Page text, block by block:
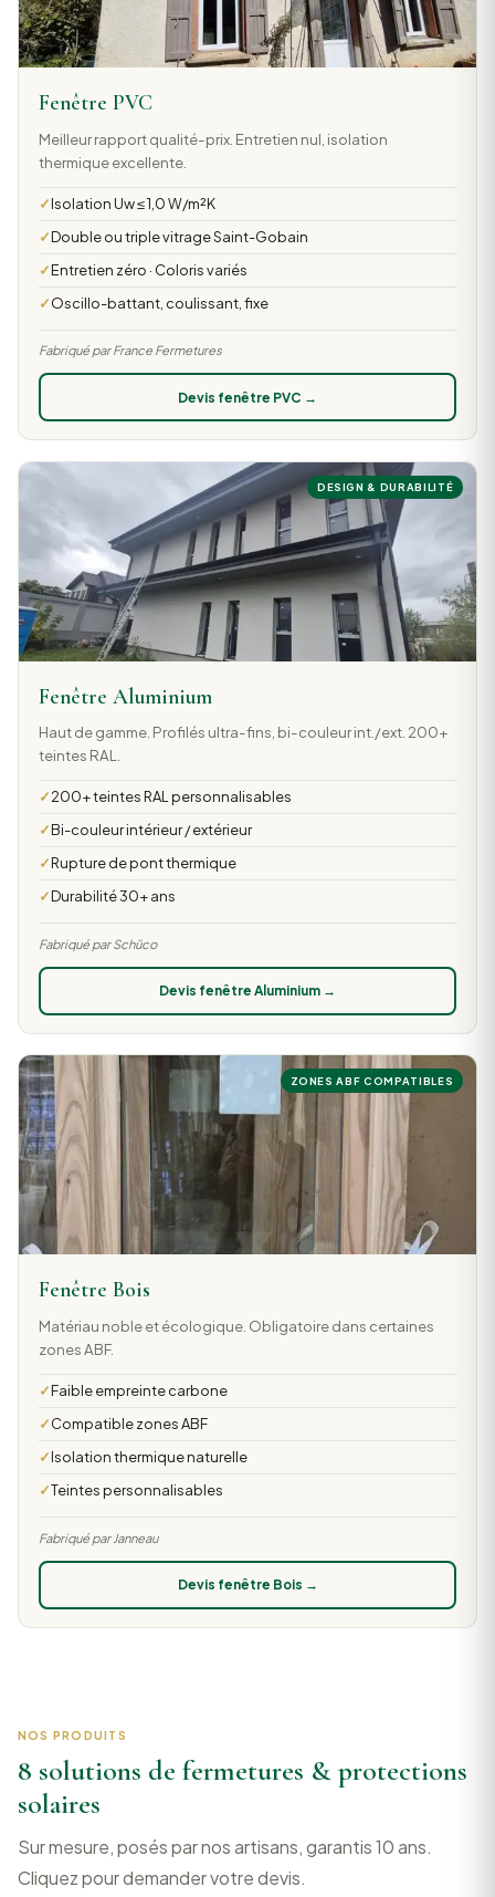
Fenêtre PVC
Meilleur rapport qualité-prix. Entretien nul, isolation
thermique excellente.
Isolation Uw ≤ 1,0 W/m²K
Double ou triple vitrage Saint-Gobain
Entretien zéro · Coloris variés
Oscillo-battant, coulissant, fixe
Fabriqué par France Fermetures
Devis fenêtre PVC →
DESIGN & DURABILITÉ
Fenêtre Aluminium
Haut de gamme. Profilés ultra-fins, bi-couleur int./ext. 200+
teintes RAL.
200+ teintes RAL personnalisables
Bi-couleur intérieur / extérieur
Rupture de pont thermique
Durabilité 30+ ans
Fabriqué par Schüco
Devis fenêtre Aluminium →
ZONES ABF COMPATIBLES
Fenêtre Bois
Matériau noble et écologique. Obligatoire dans certaines
zones ABF.
Faible empreinte carbone
Compatible zones ABF
Isolation thermique naturelle
Teintes personnalisables
Fabriqué par Janneau
Devis fenêtre Bois →
NOS PRODUITS
8 solutions de fermetures & protections
solaires
Sur mesure, posés par nos artisans, garantis 10 ans.
Cliquez pour demander votre devis.